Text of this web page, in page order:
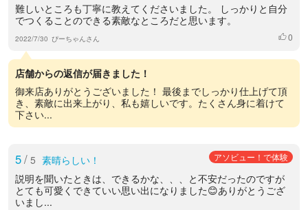
難しいところも丁寧に教えてくださいました。 しっかりと自分
でつくることのできる素敵なところだと思います。
2022/7/30 ぴーちゃんさん いいね
0
店舗からの返信が届きました！
御来店ありがとうございました！ 最後までしっかり仕上げて頂
き、素敵に出来上がり、私も嬉しいです。たくさん身に着けて
下さい...
5/ 5 素晴らしい！ アソビュー！で体験
説明を聞いたときは、できるかな、、、と不安だったのですが
とても可愛くできていい思い出になりました😊ありがとうござ
いまし...